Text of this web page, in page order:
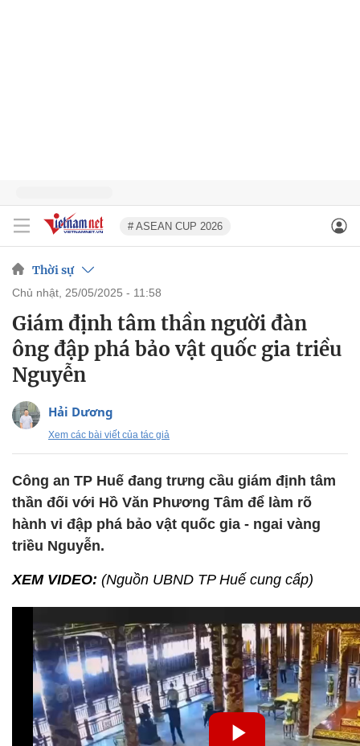
# ASEAN CUP 2026
Thời sự
chủ nhật, 25/05/2025 - 11:58
Giám định tâm thần người đàn
ông đập phá bảo vật quốc gia triều
Nguyễn
Hải Dương
Xem các bài viết của tác giả
Công an TP Huế đang trưng cầu giám định tâm
thần đối với Hồ Văn Phương Tâm để làm rõ
hành vi đập phá bảo vật quốc gia - ngai vàng
triều Nguyễn.
XEM VIDEO: (Nguồn UBND TP Huế cung cấp)